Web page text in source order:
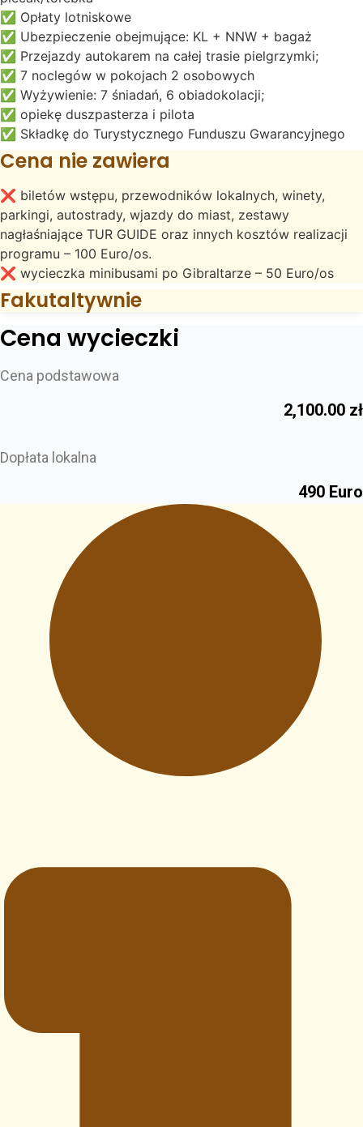
✅ Opłaty lotniskowe
✅ Ubezpieczenie obejmujące: KL + NNW + bagaż
✅ Przejazdy autokarem na całej trasie pielgrzymki;
✅ 7 noclegów w pokojach 2 osobowych
✅ Wyżywienie: 7 śniadań, 6 obiadokolacji;
✅ opiekę duszpasterza i pilota
✅ Składkę do Turystycznego Funduszu Gwarancyjnego
Cena nie zawiera
❌ biletów wstępu, przewodników lokalnych, winety,
parkingi, autostrady, wjazdy do miast, zestawy
nagłaśniające TUR GUIDE oraz innych kosztów realizacji
programu – 100 Euro/os.
❌ wycieczka minibusami po Gibraltarze – 50 Euro/os
Fakutaltywnie
Cena wycieczki
Cena podstawowa
2,100.00 zł
Dopłata lokalna
490 Euro